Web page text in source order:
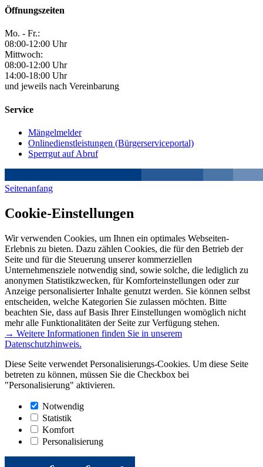
Öffnungszeiten
Mo. - Fr.:
08:00-12:00 Uhr
Mittwoch:
08:00-12:00 Uhr
14:00-18:00 Uhr
und jeweils nach Vereinbarung
Service
Mängelmelder
Onlinedienstleistungen (Bürgerserviceportal)
Sperrgut auf Abruf
Seitenanfang
Cookie-Einstellungen
Wir verwenden Cookies, um Ihnen ein optimales Webseiten-
Erlebnis zu bieten. Dazu zählen Cookies, die für den Betrieb der
Seite und für die Steuerung unserer kommerziellen
Unternehmensziele notwendig sind, sowie solche, die lediglich zu
anonymen Statistikzwecken, für Komforteinstellungen oder zur
Anzeige personalisierter Inhalte genutzt werden. Sie können selbst
entscheiden, welche Kategorien Sie zulassen möchten. Bitte
beachten Sie, dass auf Basis Ihrer Einstellungen womöglich nicht
mehr alle Funktionalitäten der Seite zur Verfügung stehen.
→ Weitere Informationen finden Sie in unserem
Datenschutzhinweis.
Diese Seite verwendet Personalisierungs-Cookies. Um diese Seite
betreten zu können, müssen Sie die Checkbox bei
"Personalisierung" aktivieren.
Notwendig
Statistik
Komfort
Personalisierung